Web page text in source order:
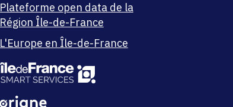
Plateforme open data de la
Région Île-de-France
L'Europe en Île-de-France